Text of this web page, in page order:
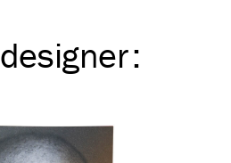
designer: